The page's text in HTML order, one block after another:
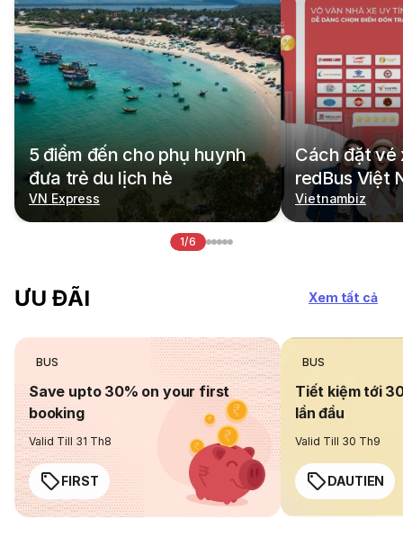
5 điểm đến cho phụ huynh
đưa trẻ du lịch hè
VN Express
Cách đặt vé
redBus Việt
Vietnambiz
1/6
ƯU ĐÃI Xem tất cả
BUS
Save upto 30% on your first
booking
Valid Till 31 Th8
FIRST
BUS
Tiết kiệm tới
lần đầu
Valid Till 30 Th9
DAUTIEN